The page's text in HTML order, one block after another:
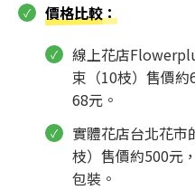
價格比較：
線上花店
束（10枝）售價
68元。
實體花店台北花
枝）售價約500元
包裝。